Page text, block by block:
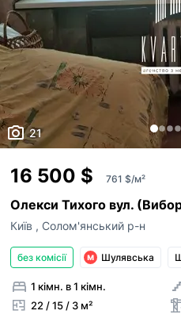
21
16 500 $ 761 $/м²
Олекси Тихого вул.
Київ , Солом'янський р-н
без комісії Шулявська
1 кімн. в 1 кімн.
22 / 15 / 3 м²